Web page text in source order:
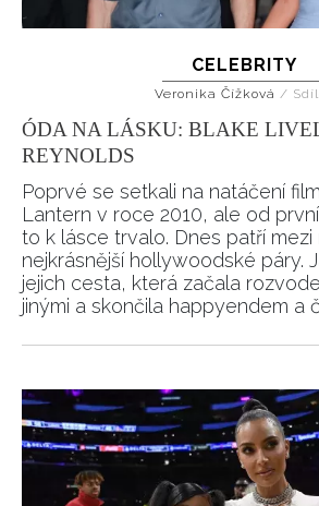
CELEBRITY
Veronika Čížková /
ÓDA NA LÁSKU: BLAKE
REYNOLDS
Poprvé se setkali na natáčení
Lantern v roce 2010, ale od
to k lásce trvalo. Dnes patří mezi
nejkrásnější hollywoodské páry.
jejich cesta, která začala
jinými a skončila happyendem a